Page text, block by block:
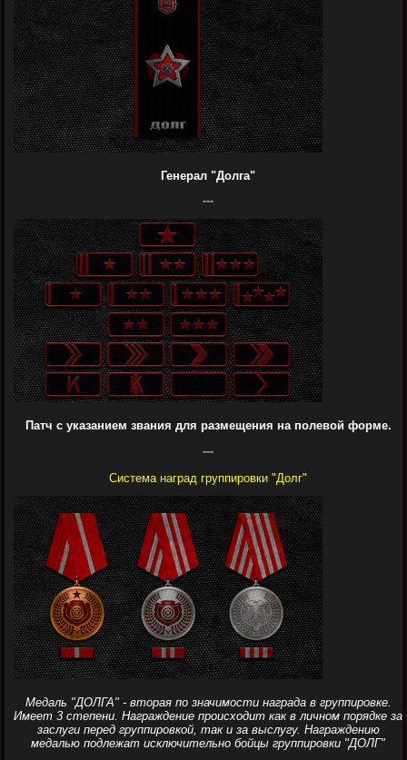
Генерал "Долга"
---
Патч с указанием звания для размещения на полевой форме.
---
Система наград группировки "Долг"
Медаль "ДОЛГА" - вторая по значимости награда в группировке.
Имеет 3 степени. Награждение происходит как в личном порядке за
заслуги перед группировкой, так и за выслугу. Награждению
медалью подлежат исключительно бойцы группировки "ДОЛГ"